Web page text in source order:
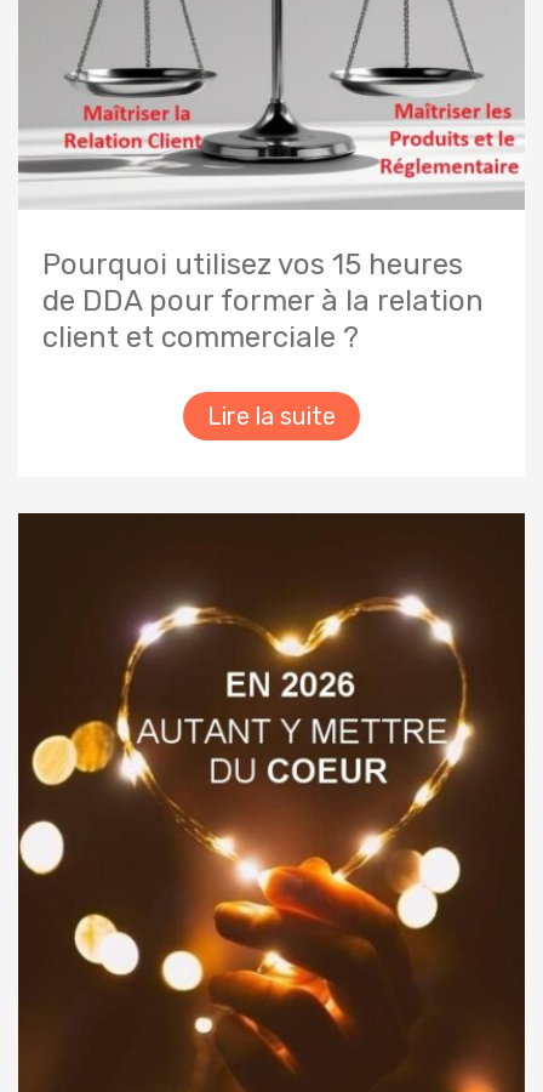
Pourquoi utilisez vos 15 heures
de DDA pour former à la relation
client et commerciale ?
Lire la suite